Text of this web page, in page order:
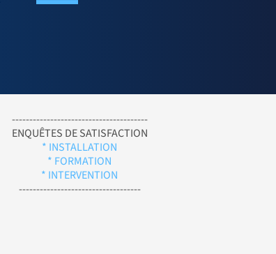
---------------------------------------
ENQUÊTES DE SATISFACTION
* INSTALLATION
* FORMATION
* INTERVENTION
-----------------------------------